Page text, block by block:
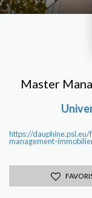
Master
https://
management-